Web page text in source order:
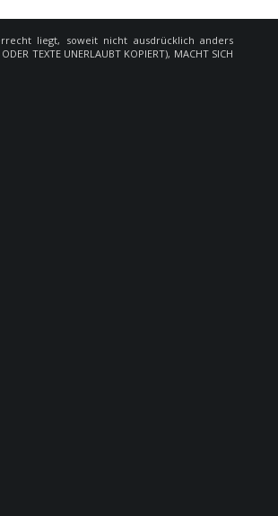
liegt, soweit nicht ausdrücklich anders
TEXTE UNERLAUBT KOPIERT), MACHT SICH